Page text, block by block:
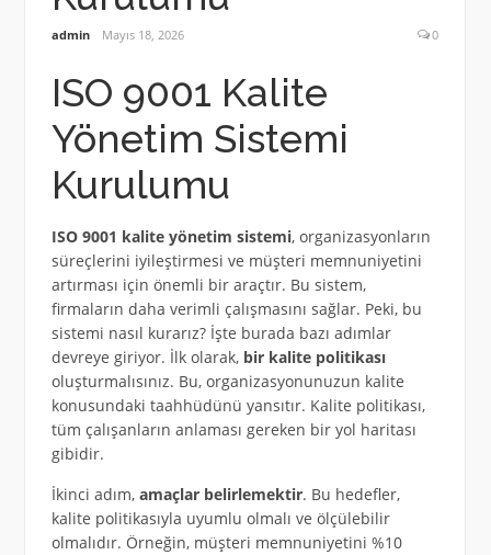
admin Mayıs 18, 2026 0
ISO 9001 Kalite
Yönetim Sistemi
Kurulumu
ISO 9001 kalite yönetim sistemi, organizasyonların
süreçlerini iyileştirmesi ve müşteri memnuniyetini
artırması için önemli bir araçtır. Bu sistem,
firmaların daha verimli çalışmasını sağlar. Peki, bu
sistemi nasıl kurarız? İşte burada bazı adımlar
devreye giriyor. İlk olarak, bir kalite politikası
oluşturmalısınız. Bu, organizasyonunuzun kalite
konusundaki taahhüdünü yansıtır. Kalite politikası,
tüm çalışanların anlaması gereken bir yol haritası
gibidir.
İkinci adım, amaçlar belirlemektir. Bu hedefler,
kalite politikasıyla uyumlu olmalı ve ölçülebilir
olmalıdır. Örneğin, müşteri memnuniyetini %10